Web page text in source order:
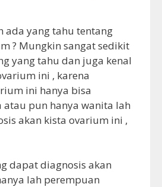
ada yang tahu tentang
? Mungkin sangat sedikit
yang tahu dan juga kenal
ini , karena
ini hanya bisa
atau pun hanya wanita lah
akan kista ovarium ini ,
dapat diagnosis akan
lah perempuan